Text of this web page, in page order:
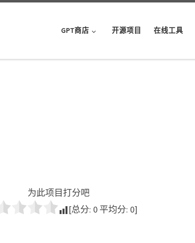
GPT商店 开源项目 在线工具
为此项目打分吧
[总分: 0 平均分: 0]